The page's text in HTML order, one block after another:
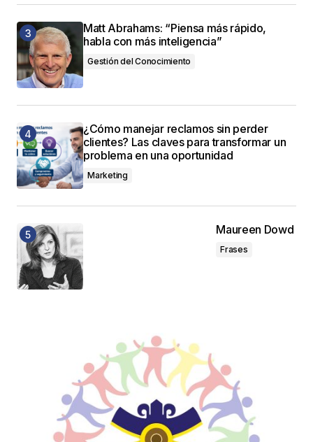
Matt Abrahams: “Piensa más rápido,
habla con más inteligencia”
Gestión del Conocimiento
¿Cómo manejar reclamos sin perder
clientes? Las claves para transformar un
problema en una oportunidad
Marketing
Maureen Dowd
Frases